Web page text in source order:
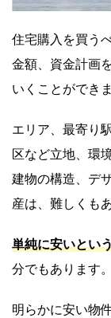
住宅購入を買う
金額、資金計画
いくことができま
エリア、最寄り
区など立地、環
建物の構造、デ
産は、難しくも
単純に安いとい
分でもあります。
明らかに安い物